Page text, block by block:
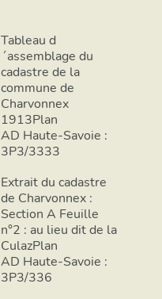
Tableau d
´assemblage du
cadastre de la
commune de
Charvonnex
1913Plan
AD Haute-Savoie :
3P3/3333
Extrait du cadastre
de Charvonnex :
Section A Feuille
n°2 : au lieu dit de la
CulazPlan
AD Haute-Savoie :
3P3/336